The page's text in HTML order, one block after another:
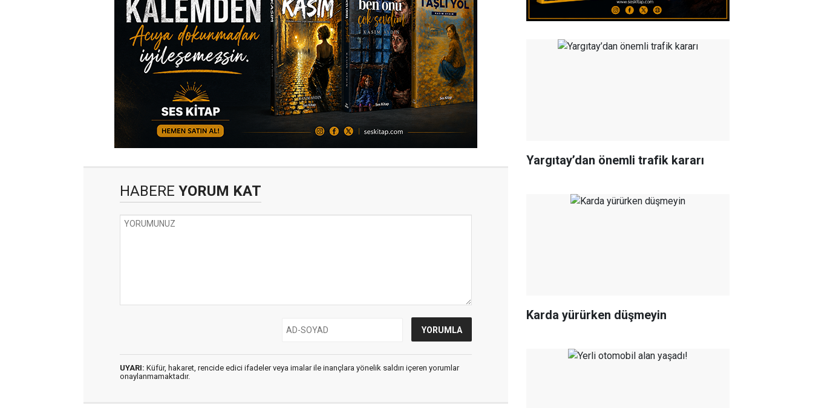
HABERE YORUM KAT
UYARI: Küfür, hakaret, rencide edici ifadeler veya imalar ile inançlara yönelik saldırı içeren yorumlar
onaylanmamaktadır.
Yargıtay’dan önemli trafik kararı
Karda yürürken düşmeyin